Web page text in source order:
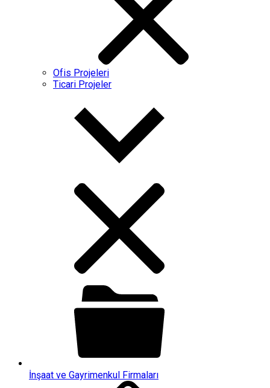
Ofis Projeleri
Ticari Projeler
İnşaat ve Gayrimenkul Firmaları